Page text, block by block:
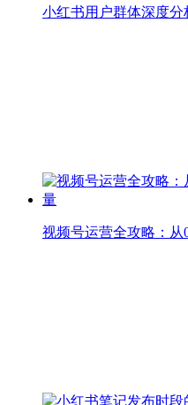
小红书用户群体深度分
视频号运营全攻略：